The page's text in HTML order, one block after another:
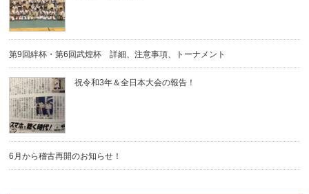
第9回絆杯・第6回武煌杯 詳細、注意事項、トーナメント
祝令和3年＆全日本大会の報告！
6月から稽古再開のお知らせ！